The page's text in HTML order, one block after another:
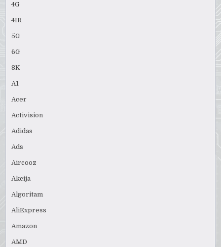
4G
4IR
5G
6G
8K
A1
Acer
Activision
Adidas
Ads
Aircooz
Akcija
Algoritam
AliExpress
Amazon
AMD